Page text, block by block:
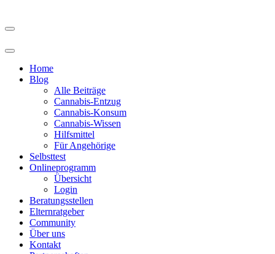
Home
Blog
Alle Beiträge
Cannabis-Entzug
Cannabis-Konsum
Cannabis-Wissen
Hilfsmittel
Für Angehörige
Selbsttest
Onlineprogramm
Übersicht
Login
Beratungsstellen
Elternratgeber
Community
Über uns
Kontakt